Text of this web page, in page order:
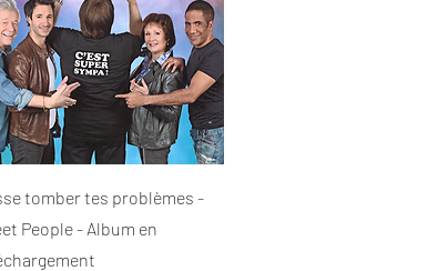
Aperçu rapide
tomber tes problèmes -
People - Album en